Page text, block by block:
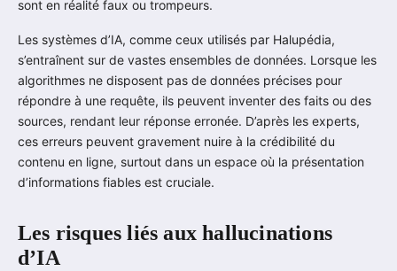
sont en réalité faux ou trompeurs.
Les systèmes d’IA, comme ceux utilisés par Halupédia,
s’entraînent sur de vastes ensembles de données. Lorsque les
algorithmes ne disposent pas de données précises pour
répondre à une requête, ils peuvent inventer des faits ou des
sources, rendant leur réponse erronée. D’après les experts,
ces erreurs peuvent gravement nuire à la crédibilité du
contenu en ligne, surtout dans un espace où la présentation
d’informations fiables est cruciale.
Les risques liés aux hallucinations
d’IA